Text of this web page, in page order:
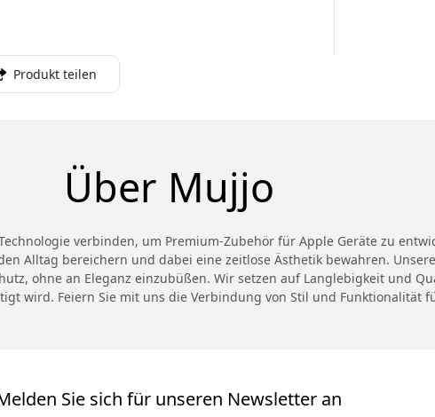
Produkt teilen
Über Mujjo
verbinden, um Premium-Zubehör für Apple Geräte zu
Alltag bereichern und dabei eine zeitlose Ästhetik bewahren.
ohne an Eleganz einzubüßen. Wir setzen auf Langlebigkeit und
wird. Feiern Sie mit uns die Verbindung von Stil und Funktionalität
Sie sich für unseren Newsletter an